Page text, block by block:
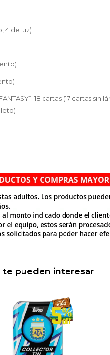
4 de luz)
18 cartas (17 cartas sin
pueden interesar